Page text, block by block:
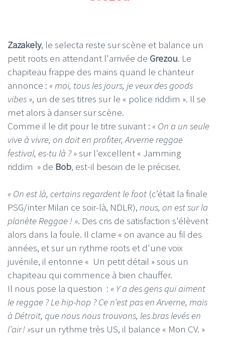
Zazakely, le selecta reste sur scène et balance un
petit roots en attendant l'arrivée de Grezou. Le
chapiteau frappe des mains quand le chanteur
annonce : « moi, tous les jours, je veux des goods
vibes », un de ses titres sur le « police riddim ». Il se
met alors à danser sur scène.
Comme il le dit pour le titre suivant : « On a un seule
vive à vivre, on doit en profiter, Arverne reggae
festival, es-tu là ? »sur l'excellent « Jamming
riddim » de Bob, est-il besoin de le préciser.
« On est là, certains regardent le foot (c’était la finale
PSG/inter Milan ce soir-là, NDLR), nous, on est sur la
planète Reggae ! ». Des cris de satisfaction s'élèvent
alors dans la foule. Il clame « on avance au fil des
années, et sur un rythme roots et d'une voix
juvénile, il entonne « Un petit détail » sous un
chapiteau qui commence à bien chauffer.
Il nous pose la question : « Y a des gens qui aiment
le reggae ? Le hip-hop ? Ce n’est pas en Arverne, mais
à Détroit, que nous nous trouvons, les bras levés en
l’air !»sur un rythme très US, il balance « Mon CV. »